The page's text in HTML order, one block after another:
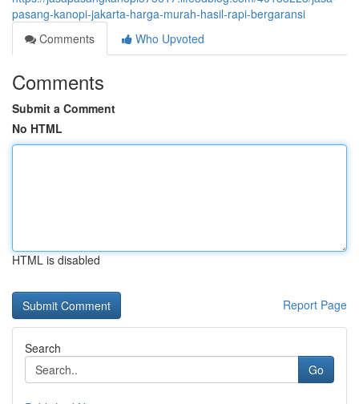
pasang-kanopi-jakarta-harga-murah-hasil-rapi-bergaransi
Comments
Who Upvoted
Comments
Submit a Comment
No HTML
HTML is disabled
Report Page
Search
Go